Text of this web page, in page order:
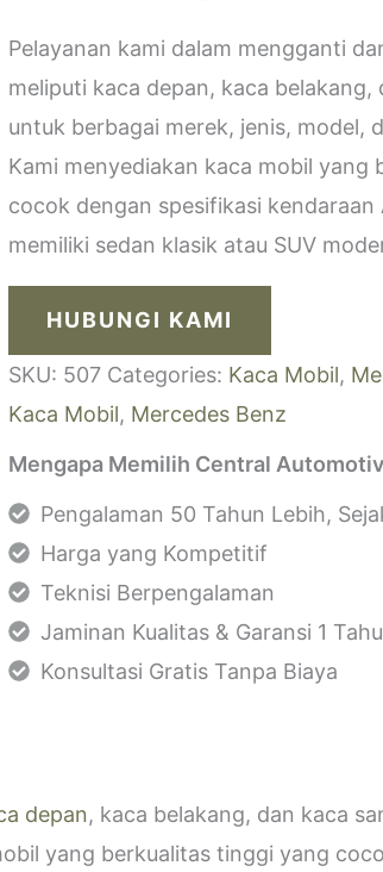
Pelayanan kami dalam mengganti
meliputi kaca depan, kaca belakang,
untuk berbagai merek, jenis, model,
Kami menyediakan kaca mobil yang
cocok dengan spesifikasi kendaraan
memiliki sedan klasik atau SUV
HUBUNGI KAMI
SKU: 507 Categories: Kaca Mobil,
Kaca Mobil, Mercedes Benz
Mengapa Memilih Central
Pengalaman 50 Tahun Lebih,
Harga yang Kompetitif
Teknisi Berpengalaman
Jaminan Kualitas & Garansi 1
Konsultasi Gratis Tanpa Biaya
depan, kaca belakang, dan kaca
yang berkualitas tinggi yang